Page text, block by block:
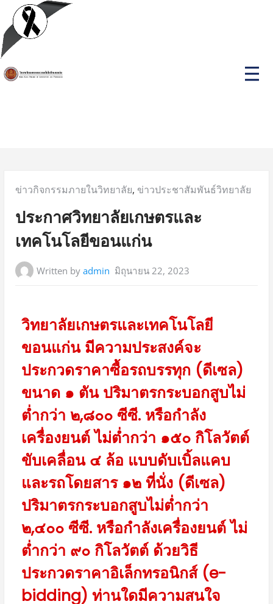
ข่าวกิจกรรมภายในวิทยาลัย, ข่าวประชาสัมพันธ์วิทยาลัย
ประกาศวิทยาลัยเกษตรและ
เทคโนโลยีขอนแก่น
Written byadmin มิถุนายน 22, 2023
วิทยาลัยเกษตรและเทคโนโลยี
ขอนแก่น มีความประสงค์จะ
ประกวดราคาซื้อรถบรรทุก (ดีเซล)
ขนาด ๑ ตัน ปริมาตรกระบอกสูบไม่
ต่ำกว่า ๒,๘๐๐ ซีซี. หรือกำลัง
เครื่องยนต์ ไม่ต่ำกว่า ๑๕๐ กิโลวัตต์
ขับเคลื่อน ๔ ล้อ แบบดับเบิ้ลแคบ
และรถโดยสาร ๑๒ ที่นั่ง (ดีเซล)
ปริมาตรกระบอกสูบไม่ต่ำกว่า
๒,๔๐๐ ซีซี. หรือกำลังเครื่องยนต์ ไม่
ต่ำกว่า ๙๐ กิโลวัตต์ ด้วยวิธี
ประกวดราคาอิเล็กทรอนิกส์ (e-
bidding) ท่านใดมีความสนใจ